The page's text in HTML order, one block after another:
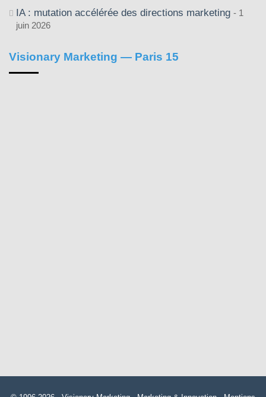
IA : mutation accélérée des directions marketing
1
juin 2026
Visionary Marketing — Paris 15